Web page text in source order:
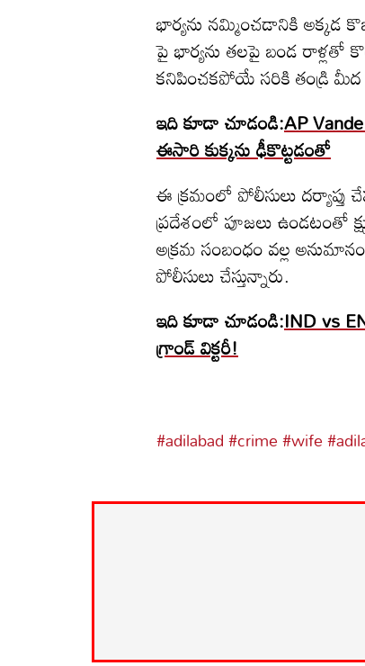
భార్యను నమ్మించడానికి అక్కడ
పై భార్యను తలపై బండ రాళ్లతో
కనిపించకపోయే సరికి తండ్రి మీద
ఇది కూడా చూడండి:AP
ఈసారి కుక్కను ఢీకొట్టడంతో
ఈ క్రమంలో పోలీసులు దర్యాప్తు
ప్రదేశంలో పూజలు ఉండటంతో
అక్రమ సంబంధం వల్ల
పోలీసులు చేస్తున్నారు.
ఇది కూడా చూడండి:IND vs
గ్రాండ్ విక్టరీ!
#adilabad#crime#wife